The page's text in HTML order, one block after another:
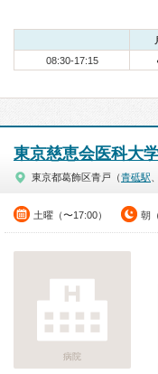
08:30-17:15
東京慈恵会医科大
東京都葛飾区青戸（青砥駅
土曜（〜17:00） 朝
病院